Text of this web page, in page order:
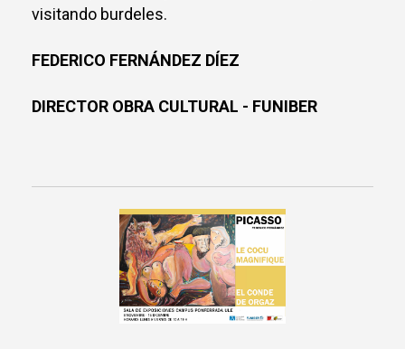
visitando burdeles.
FEDERICO FERNÁNDEZ DÍEZ
DIRECTOR OBRA CULTURAL - FUNIBER